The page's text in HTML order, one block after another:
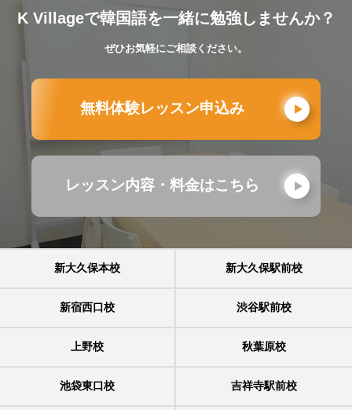
K Villageで韓国語を一緒に勉強しませんか？
ぜひお気軽にご相談ください。
無料体験レッスン申込み
レッスン内容・料金はこちら
新大久保本校 新大久保駅前校
新宿西口校 渋谷駅前校
上野校 秋葉原校
池袋東口校 吉祥寺駅前校